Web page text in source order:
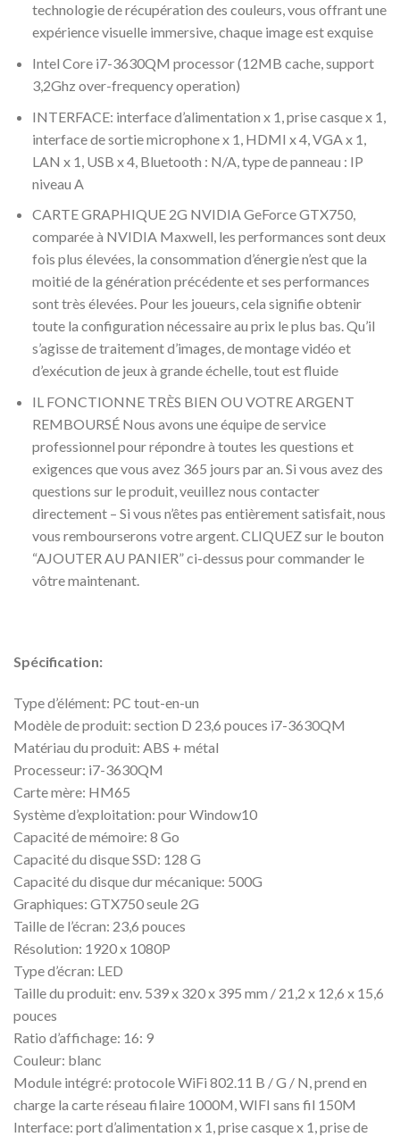
technologie de récupération des couleurs, vous offrant une
expérience visuelle immersive, chaque image est exquise
Intel Core i7-3630QM processor (12MB cache, support
3,2Ghz over-frequency operation)
INTERFACE: interface d’alimentation x 1, prise casque x 1,
interface de sortie microphone x 1, HDMI x 4, VGA x 1,
LAN x 1, USB x 4, Bluetooth : N/A, type de panneau : IP
niveau A
CARTE GRAPHIQUE 2G NVIDIA GeForce GTX750,
comparée à NVIDIA Maxwell, les performances sont deux
fois plus élevées, la consommation d’énergie n’est que la
moitié de la génération précédente et ses performances
sont très élevées. Pour les joueurs, cela signifie obtenir
toute la configuration nécessaire au prix le plus bas. Qu’il
s’agisse de traitement d’images, de montage vidéo et
d’exécution de jeux à grande échelle, tout est fluide
IL FONCTIONNE TRÈS BIEN OU VOTRE ARGENT
REMBOURSÉ Nous avons une équipe de service
professionnel pour répondre à toutes les questions et
exigences que vous avez 365 jours par an. Si vous avez des
questions sur le produit, veuillez nous contacter
directement – Si vous n’êtes pas entièrement satisfait, nous
vous rembourserons votre argent. CLIQUEZ sur le bouton
“AJOUTER AU PANIER” ci-dessus pour commander le
vôtre maintenant.
Spécification:
Type d’élément: PC tout-en-un
Modèle de produit: section D 23,6 pouces i7-3630QM
Matériau du produit: ABS + métal
Processeur: i7-3630QM
Carte mère: HM65
Système d’exploitation: pour Window10
Capacité de mémoire: 8 Go
Capacité du disque SSD: 128 G
Capacité du disque dur mécanique: 500G
Graphiques: GTX750 seule 2G
Taille de l’écran: 23,6 pouces
Résolution: 1920 x 1080P
Type d’écran: LED
Taille du produit: env. 539 x ​​320 x 395 mm / 21,2 x 12,6 x 15,6
pouces
Ratio d’affichage: 16: 9
Couleur: blanc
Module intégré: protocole WiFi 802.11 B / G / N, prend en
charge la carte réseau filaire 1000M, WIFI sans fil 150M
Interface: port d’alimentation x 1, prise casque x 1, prise de